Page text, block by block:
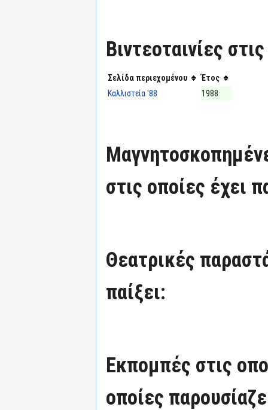
Βιντεοταινίες
Σελίδα περιεχομένου
Έτος
Καλλιστεία '88
1988
στις οποίες έχει
Θεατρικές
παίξει:
Εκπομπές στις
οποίες